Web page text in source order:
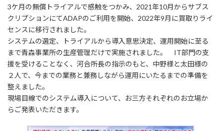
3ケ月の無償トライアルで感触をつかみ、2021年10月からサブス
クリプションにてADAPのご利用を開始、2022年9月に買取りライ
センスに移行されました。
システムの選定、トライアルから導入意思決定、運用開始に至る
まで青森事業所の生産管理だけで実施されました。 IT部門の支
援を受けることなく、河合所長の指示のもと、中野様と太田様の
２人で、今までの業務と兼務しながら運用にいたるまでの準備を
整えました。
現場目線でのシステム導入について、お三方それぞれのお立場か
らご発表いただきます。